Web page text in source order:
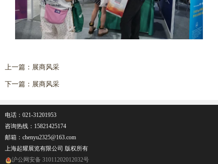
上一篇： 展商风采
下一篇： 展商风采
电话：021-31201953
咨询热线： 15821425174
邮箱：chenyu2325@163.com
上海起耀展览有限公司 版权所有
沪公网安备 31011202012032号